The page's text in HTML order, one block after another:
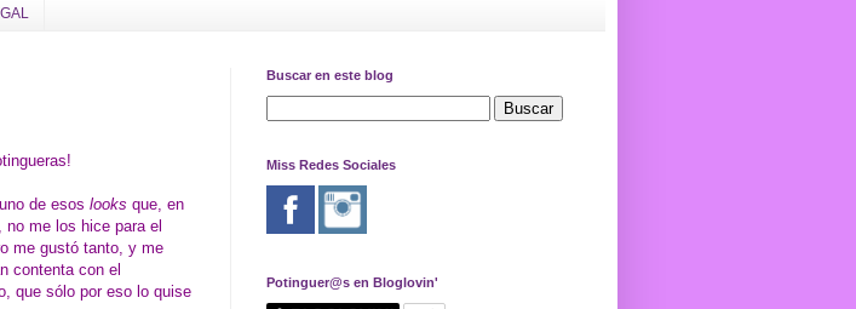
de esoslooks que, en
no me los hice para el
me gustó tanto, y me
contenta con el
que sólo por eso lo quise
Buscar en este blog
Miss Redes Sociales
Potinguer@s en Bloglovin'